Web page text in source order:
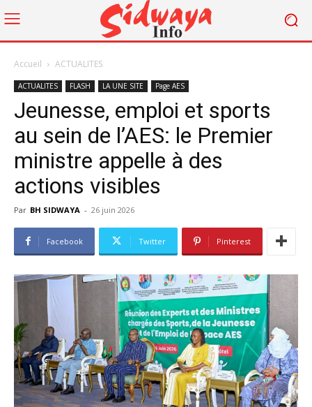
Accueil ACTUALITES
ACTUALITES FLASH LA UNE SITE Page AES
Jeunesse, emploi et sports
au sein de l’AES: le Premier
ministre appelle à des
actions visibles
Par BH SIDWAYA - 26 juin 2026
Facebook Twitter Pinterest